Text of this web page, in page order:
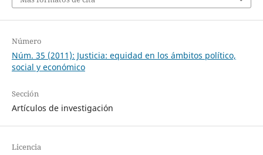
Número
Núm. 35 (2011): Justicia: equidad en los ámbitos político,
social y económico
Sección
Artículos de investigación
Licencia